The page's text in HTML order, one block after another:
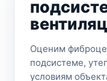
Оценим
подсистеме,
условиям